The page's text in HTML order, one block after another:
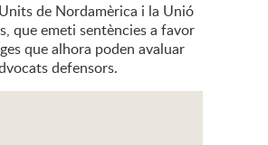
de Nordamèrica i la Unió
que emeti sentències a favor
que alhora poden avaluar
defensors.